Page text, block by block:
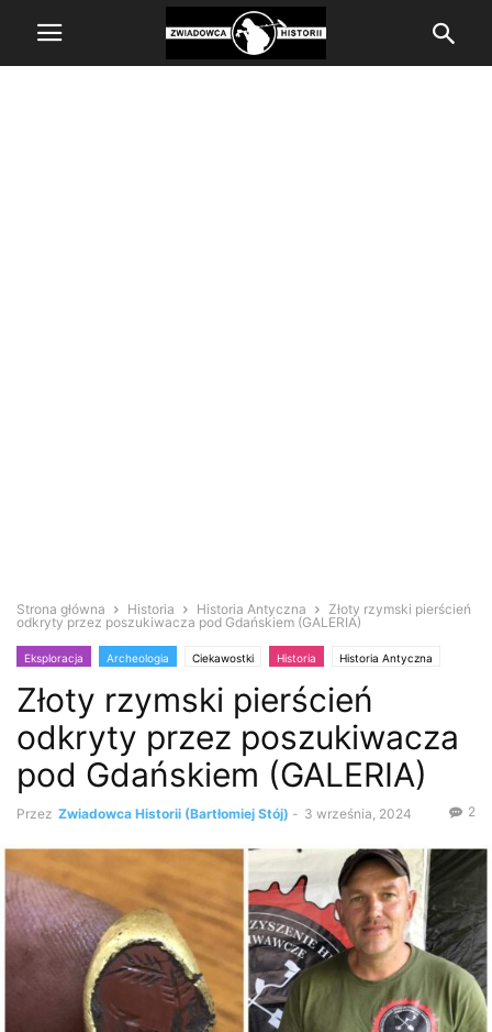
Strona główna Historia Historia Antyczna
Złoty rzymski pierścień
odkryty przez poszukiwacza pod Gdańskiem (GALERIA)
Eksploracja Archeologia Ciekawostki Historia Historia Antyczna
Poszukiwacze Wykrywacz metali Zabytki i antyki
Złoty rzymski pierścień
odkryty przez poszukiwacza
pod Gdańskiem (GALERIA)
Przez Zwiadowca Historii (Bartłomiej Stój) - 3 września, 2024 2